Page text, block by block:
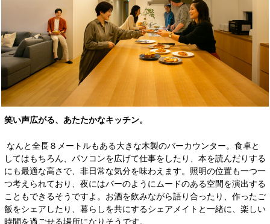
笑い声広がる、あたたかなキッチン。
なんと全長８メートルもある大きな木製のバーカウンター。食卓と
してはもちろん、パソコンを広げて仕事をしたり、本を読んだりする
にも最適な高さで、非日常な気分を味わえます。照明の位置も一つ一
つ考えられており、夜にはバーのようにムードのある空間を演出する
こともできるそうですよ。お酒を飲みながら語り合ったり、作ったご
飯をシェアしたり、暮らしを共にするシェアメイトと一緒に、楽しい
時間を過ごせる場所になりそうです。